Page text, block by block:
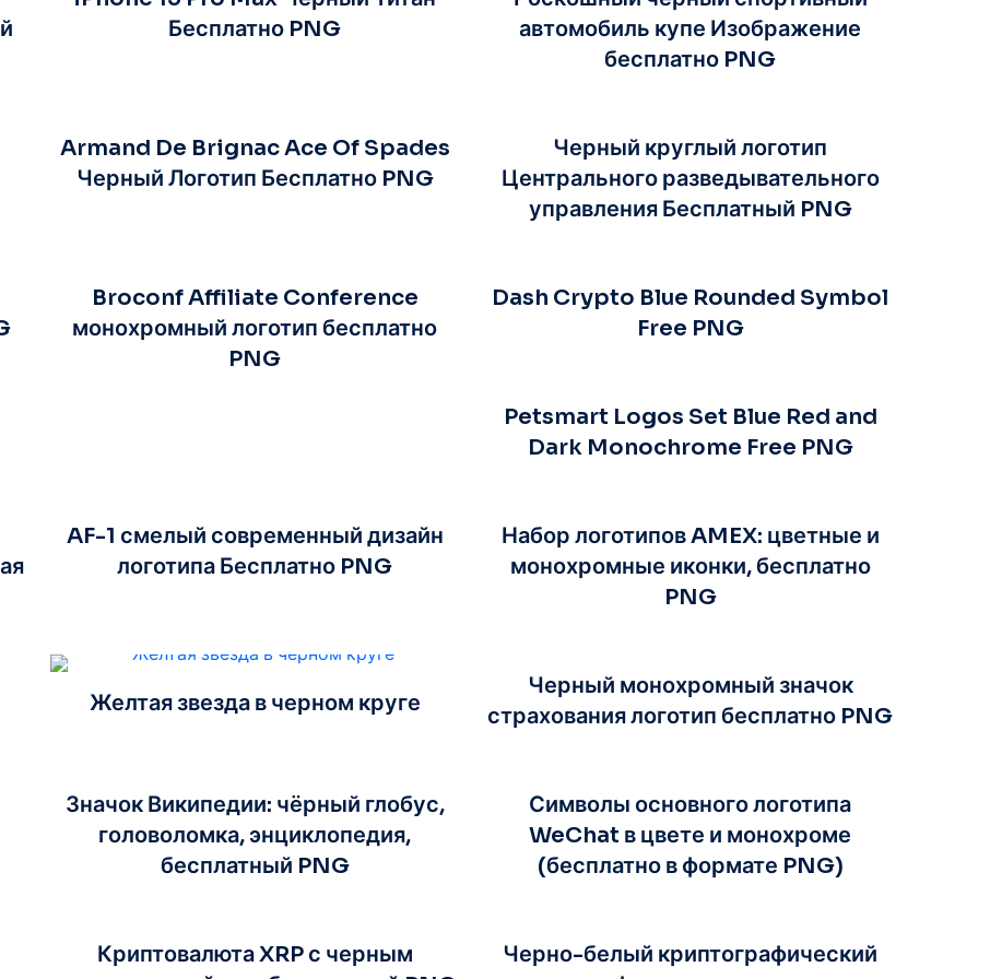
Бесплатно PNG
автомобиль купе Изображение
бесплатно PNG
Armand De Brignac Ace Of Spades
Черный Логотип Бесплатно PNG
Черный круглый логотип
Центрального разведывательного
управления Бесплатный PNG
Broconf Affiliate Conference
монохромный логотип бесплатно
PNG
Dash Crypto Blue Rounded Symbol
Free PNG
Petsmart Logos Set Blue Red and
Dark Monochrome Free PNG
AF-1 смелый современный дизайн
логотипа Бесплатно PNG
Набор логотипов AMEX: цветные и
монохромные иконки, бесплатно
PNG
Желтая звезда в черном круге
Черный монохромный значок
страхования логотип бесплатно PNG
Значок Википедии: чёрный глобус,
головоломка, энциклопедия,
бесплатный PNG
Символы основного логотипа
WeChat в цвете и монохроме
(бесплатно в формате PNG)
Криптовалюта XRP с черным
Черно-белый криптографический